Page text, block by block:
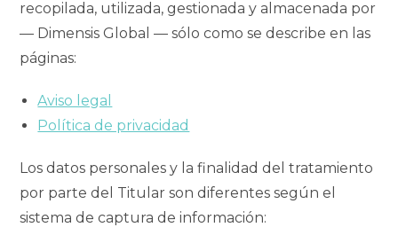
recopilada, utilizada, gestionada y almacenada por
— Dimensis Global — sólo como se describe en las
páginas:
Aviso legal
Política de privacidad
Los datos personales y la finalidad del tratamiento
por parte del Titular son diferentes según el
sistema de captura de información: